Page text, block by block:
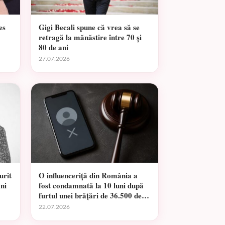
Gigi Becali spune că vrea să se
retragă la mănăstire între 70 și
80 de ani
27.07.2026
O influenceriță din România a
fost condamnată la 10 luni după
furtul unei brățări de 36.500 de
euro
22.07.2026